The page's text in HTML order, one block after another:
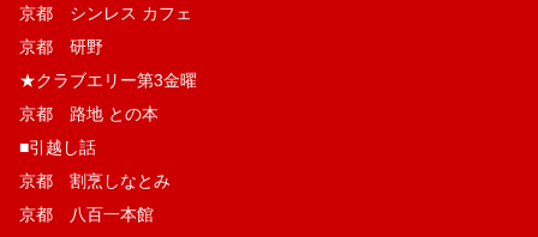
京都 シンレス カフェ
京都 研野
★クラブエリー第3金曜
京都 路地 との本
■引越し話
京都 割烹しなとみ
京都 八百一本館